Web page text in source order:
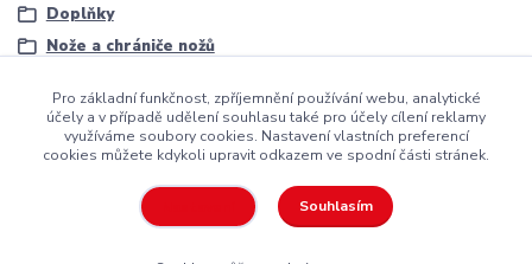
Doplňky
Nože a chrániče nožů
Copyright ©2016Hockeyzone.cz Brnovaše značková
za rozumnou cenu
Pro základní funkčnost, zpříjemnění používání webu, analytické
účely a v případě udělení souhlasu také pro účely cílení reklamy
využíváme soubory cookies. Nastavení vlastních preferencí
cookies můžete kdykoli upravit odkazem ve spodní části stránek.
Souhlasím